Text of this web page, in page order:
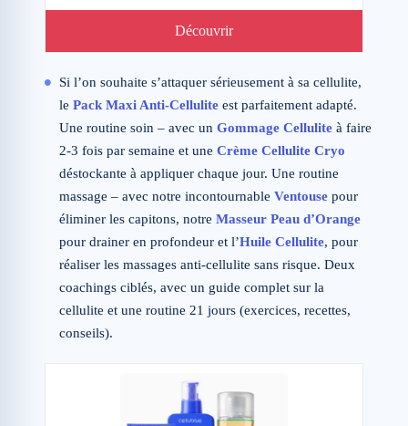
Découvrir
Si l’on souhaite s’attaquer sérieusement à sa cellulite,
le Pack Maxi Anti-Cellulite est parfaitement adapté.
Une routine soin – avec un Gommage Cellulite à faire
2-3 fois par semaine et une Crème Cellulite Cryo
déstockante à appliquer chaque jour. Une routine
massage – avec notre incontournable Ventouse pour
éliminer les capitons, notre Masseur Peau d’Orange
pour drainer en profondeur et l’Huile Cellulite, pour
réaliser les massages anti-cellulite sans risque. Deux
coachings ciblés, avec un guide complet sur la
cellulite et une routine 21 jours (exercices, recettes,
conseils).